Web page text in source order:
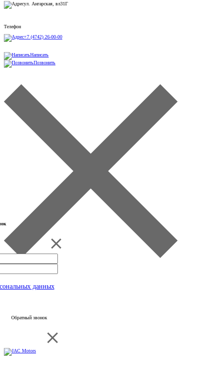
ул. Ангарская, вл31Г
Телефон
+7 (4742) 26-00-00
Написать
Позвонить
данных
Обратный звонок